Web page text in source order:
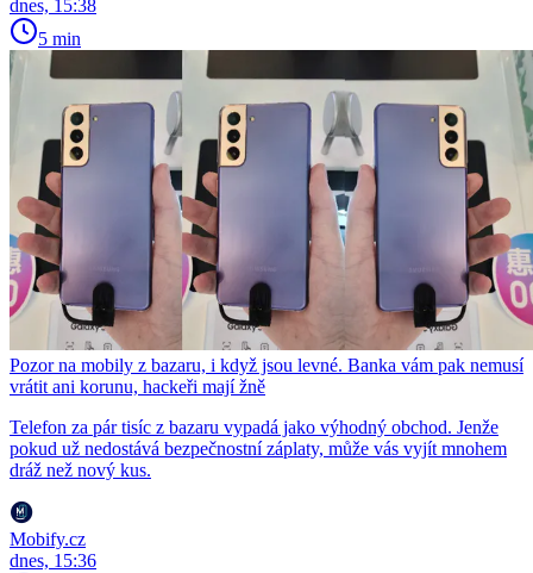
dnes, 15:38
5 min
Pozor na mobily z bazaru, i když jsou levné. Banka vám pak nemusí
vrátit ani korunu, hackeři mají žně
Telefon za pár tisíc z bazaru vypadá jako výhodný obchod. Jenže
pokud už nedostává bezpečnostní záplaty, může vás vyjít mnohem
dráž než nový kus.
Mobify.cz
dnes, 15:36